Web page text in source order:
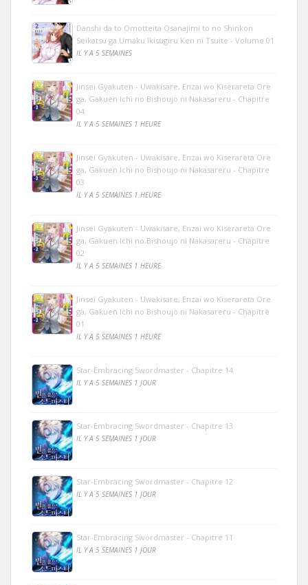
Danshi da to Omotteita Osanajimi to no Shinkon
Seikatsu ga Umaku Ikisugiru Ken ni Tsuite - Volume 01
IL Y A 5 SEMAINES
Jinsei Gyakuten - Uwakisare, Enzai wo Kiserareta Ore
ga, Gakuen Ichi no Bishoujo ni Nakasareru - Chapitre
04
IL Y A 5 SEMAINES 1 HEURE
Jinsei Gyakuten - Uwakisare, Enzai wo Kiserareta Ore
ga, Gakuen Ichi no Bishoujo ni Nakasareru - Chapitre
03
IL Y A 5 SEMAINES 1 HEURE
Jinsei Gyakuten - Uwakisare, Enzai wo Kiserareta Ore
ga, Gakuen Ichi no Bishoujo ni Nakasareru - Chapitre
02
IL Y A 5 SEMAINES 1 HEURE
Jinsei Gyakuten - Uwakisare, Enzai wo Kiserareta Ore
ga, Gakuen Ichi no Bishoujo ni Nakasareru - Chapitre
01
IL Y A 5 SEMAINES 1 HEURE
Star-Embracing Swordmaster - Chapitre 14
IL Y A 5 SEMAINES 1 JOUR
Star-Embracing Swordmaster - Chapitre 13
IL Y A 5 SEMAINES 1 JOUR
Star-Embracing Swordmaster - Chapitre 12
IL Y A 5 SEMAINES 1 JOUR
Star-Embracing Swordmaster - Chapitre 11
IL Y A 5 SEMAINES 1 JOUR